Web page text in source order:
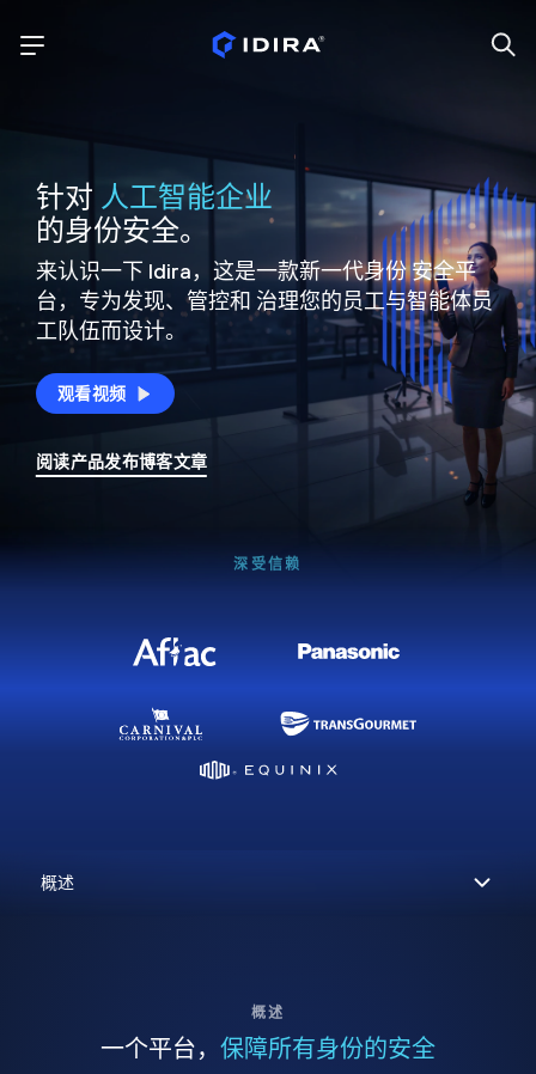
针对 人工智能企业
的身份安全。
来认识一下 Idira，这是一款新一代身份安全平
台，专为发现、管控和 治理您的员工与智能体员
工队伍而设计。
观看视频
阅读产品发布博客文章
深受信赖
概述
一个平台， 保障所有身份的安全